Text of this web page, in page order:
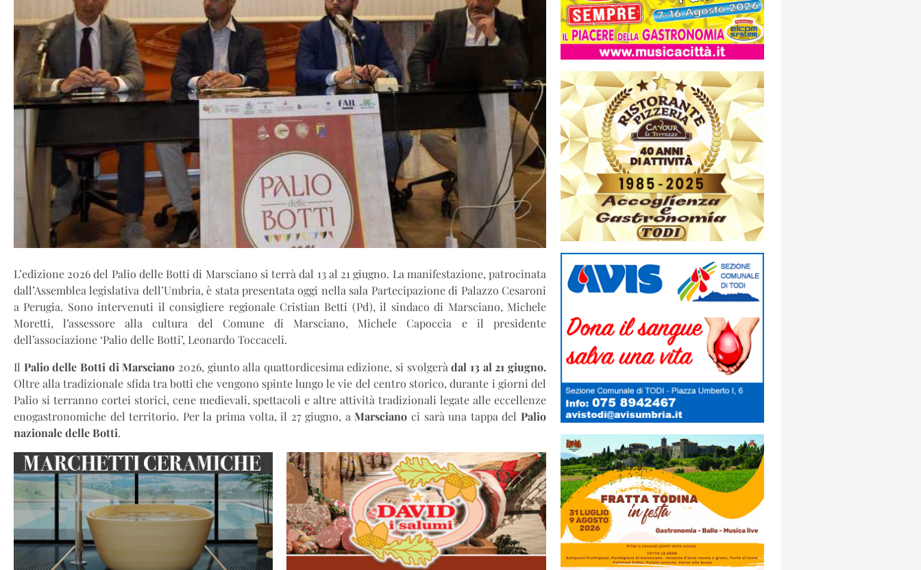
L’edizione 2026 del Palio delle Botti di Marsciano si terrà dal 13 al 21 giugno. La manifestazione, patrocinata
dall’Assemblea legislativa dell’Umbria, è stata presentata oggi nella sala Partecipazione di Palazzo Cesaroni
a Perugia. Sono intervenuti il consigliere regionale Cristian Betti (Pd), il sindaco di Marsciano, Michele
Moretti, l’assessore alla cultura del Comune di Marsciano, Michele Capoccia e il presidente
dell’associazione ‘Palio delle Botti’, Leonardo Toccaceli.
Il Palio delle Botti di Marsciano 2026, giunto alla quattordicesima edizione, si svolgeràdal 13 al 21 giugno.
Oltre alla tradizionale sfida tra botti che vengono spinte lungo le vie del centro storico, durante i giorni del
Palio si terranno cortei storici, cene medievali, spettacoli e altre attività tradizionali legate alle eccellenze
enogastronomiche del territorio. Per la prima volta, il 27 giugno, aMarsciano ci sarà una tappa del Palio
nazionale delle Botti.